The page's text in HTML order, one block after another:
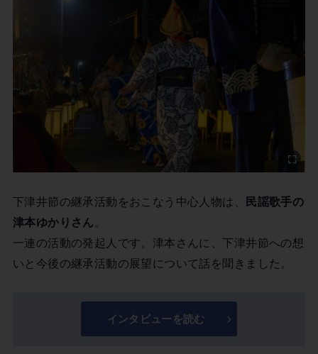
下津井節の継承活動をおこなう中心人物は、
民謡歌手の
津本ゆかりさん
一連の活動の発起人です。津本さんに、下津井節への想
いと今後の継承活動の展望について話を聞きました。
インタビューを読む